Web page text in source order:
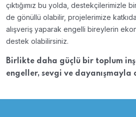
çıktığımız bu yolda, destekçilerimizle
de gönüllü olabilir, projelerimize
alışveriş yaparak engelli bireylerin
destek olabilirsiniz.
Birlikte daha güçlü bir toplum
engeller, sevgi ve dayanışmayla